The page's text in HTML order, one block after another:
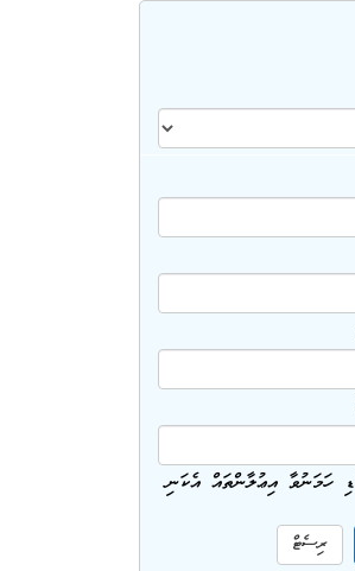
ހަމަނުވާ އިޢުލާންތައް އެކަނި